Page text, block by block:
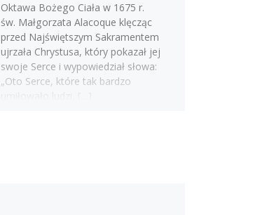
Oktawa Bożego Ciała w 1675 r.
św. Małgorzata Alacoque klęcząc
przed Najświętszym Sakramentem
ujrzała Chrystusa, który pokazał jej
swoje Serce i wypowiedział słowa:
„Oto Serce, które tak bardzo